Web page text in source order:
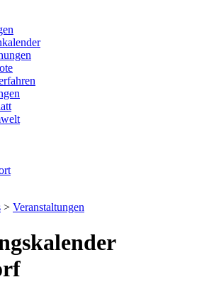
> Veranstaltungen